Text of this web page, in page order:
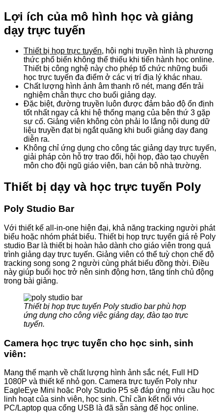
Lợi ích của mô hình học và giảng
dạy trực tuyến
Thiết bị họp trực tuyến, hội nghị truyền hình là phương
thức phổ biến không thể thiếu khi tiến hành học online.
Thiết bị công nghệ này cho phép tổ chức những buổi
học trực tuyến đa điểm ở các vị trí địa lý khác nhau.
Chất lượng hình ảnh âm thanh rõ nét, mang đến trải
nghiệm chân thực cho buổi giảng dạy.
Đặc biệt, đường truyền luôn được đảm bảo độ ổn định
tốt nhất ngay cả khi hệ thống mạng của bên thứ 3 gặp
sự cố. Giảng viên không còn phải lo lắng nội dung dữ
liệu truyền đạt bị ngắt quãng khi buổi giảng dạy đang
diễn ra.
Không chỉ ứng dụng cho công tác giảng dạy trực tuyến,
giải pháp còn hỗ trợ trao đổi, hội họp, đào tạo chuyên
môn cho đội ngũ giáo viên, ban cán bộ nhà trường.
Thiết bị dạy và học trực tuyến Poly
Poly Studio Bar
Với thiết kế all-in-one hiện đại, khả năng tracking người phát
biểu hoặc nhóm phát biểu. Thiết bị họp trực tuyến giá rẻ Poly
studio Bar là thiết bị hoàn hảo dành cho giáo viên trong quá
trình giảng dạy trực tuyến. Giảng viên có thể tuỳ chọn chế độ
tracking song song 2 người cùng phát biểu đồng thời. Điều
này giúp buổi học trở nên sinh động hơn, tăng tính chủ động
trong bài giảng.
Thiết bị họp trực tuyến Poly studio bar phù hợp
ứng dụng cho công việc giảng dạy, đào tạo trực
tuyến.
Camera học trực tuyến cho học sinh, sinh
viên:
Mang thế mạnh về chất lượng hình ảnh sắc nét, Full HD
1080P và thiết kế nhỏ gọn. Camera trực tuyến Poly như
EagleEye Mini hoặc Poly Studio P5 sẽ đáp ứng nhu cầu học
linh hoạt của sinh viên, học sinh. Chỉ cần kết nối với
PC/Laptop qua cổng USB là đã sẵn sàng để học online.